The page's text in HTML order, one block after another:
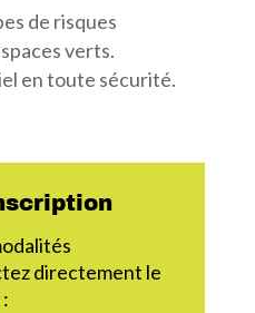
de risques
verts.
en toute sécurité.
directement le